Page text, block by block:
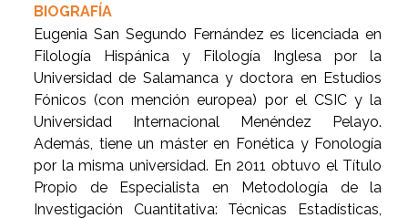
BIOGRAFÍA
Eugenia San Segundo Fernández es licenciada en
Filología Hispánica y Filología Inglesa por la
Universidad de Salamanca y doctora en Estudios
Fónicos (con mención europea) por el CSIC y la
Universidad Internacional Menéndez Pelayo.
Además, tiene un máster en Fonética y Fonología
por la misma universidad. En 2011 obtuvo el Título
Propio de Especialista en Metodología de la
Investigación Cuantitativa: Técnicas Estadísticas,